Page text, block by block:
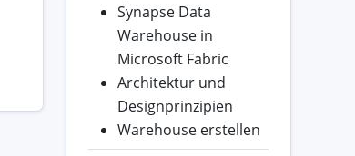
Synapse Data
Warehouse in
Microsoft Fabric
Architektur und
Designprinzipien
Warehouse erstellen